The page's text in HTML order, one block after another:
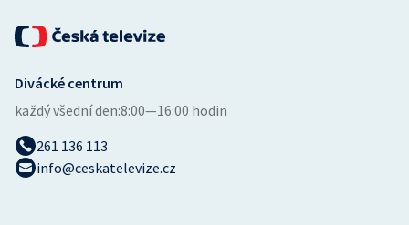
Divácké centrum
každý všední den:8:00—16:00 hodin
261 136 113
info@ceskatelevize.cz